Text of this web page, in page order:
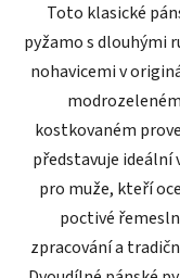
Toto klasické
pyžamo s dlouhými
nohavicemi v
modrozeleném
kostkovaném
představuje ideální
pro muže, kteří
poctivé
zpracování a